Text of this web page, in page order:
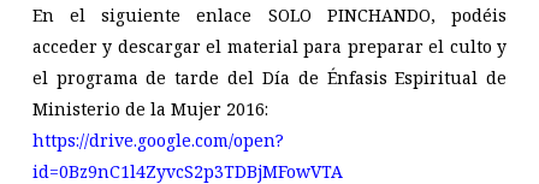
En el siguiente enlace SOLO PINCHANDO, podéis
acceder y descargar el material para preparar el culto y
el programa de tarde del Día de Énfasis Espiritual de
Ministerio de la Mujer 2016:
https://drive.google.com/open?
id=0Bz9nC1l4ZyvcS2p3TDBjMFowVTA